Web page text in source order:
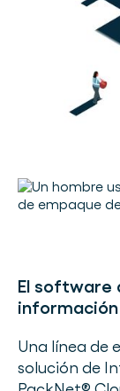
El software
información
Una línea de
solución de